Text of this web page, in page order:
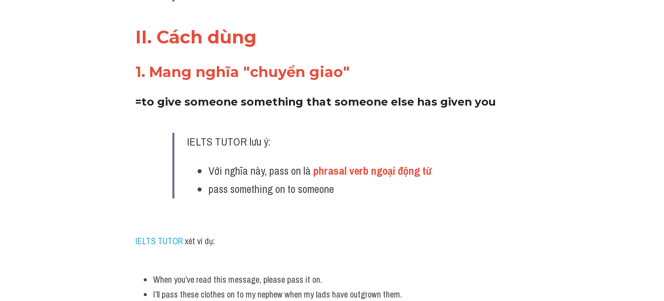
II. Cách dùng
1. Mang nghĩa "chuyển giao"
=to give someone something that someone else has given you
IELTS TUTOR lưu ý:
Với nghĩa này, pass on là phrasal verb ngoại động từ
pass something on to someone
IELTS TUTOR xét ví dụ:
When you’ve read this message, please pass it on.
I’ll pass these clothes on to my nephew when my lads have outgrown them.